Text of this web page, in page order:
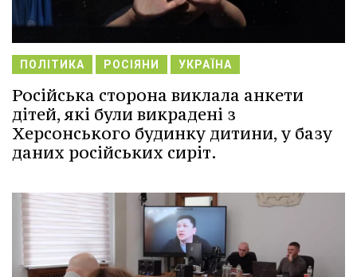
ПОЛІТИКА РОСІЯНИ УКРАЇНА
Російська сторона виклала анкети
дітей, які були викрадені з
Херсонського будинку дитини, у базу
даних російських сиріт.